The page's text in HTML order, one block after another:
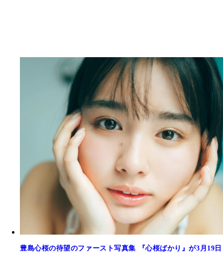
豊島心桜の待望のファースト写真集 『心桜ばかり』が3月19日